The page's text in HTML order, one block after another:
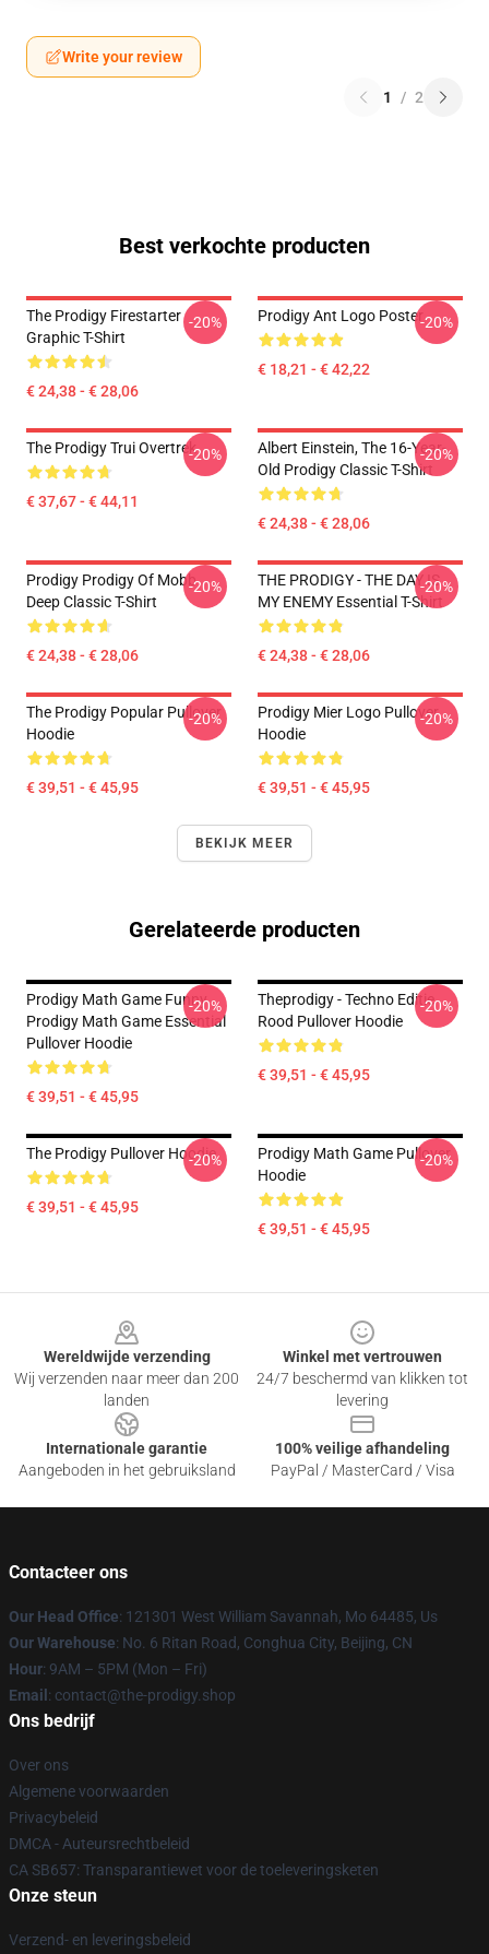
Write your review
1 / 2
Best verkochte producten
The Prodigy Firestarter
Graphic T-Shirt
€ 24,38 - € 28,06
-20% Prodigy Ant Logo Poster
€ 18,21 - € 42,22
-20%
The Prodigy Trui Overtrek
€ 37,67 - € 44,11
-20%
Albert Einstein, The 16-Year-
Old Prodigy Classic T-Shirt
€ 24,38 - € 28,06
-20%
Prodigy Prodigy Of Mobb
Deep Classic T-Shirt
€ 24,38 - € 28,06
-20%
THE PRODIGY - THE DAY IS
MY ENEMY Essential T-Shirt
€ 24,38 - € 28,06
-20%
The Prodigy Popular Pullover
Hoodie
€ 39,51 - € 45,95
-20%
Prodigy Mier Logo Pullover
Hoodie
€ 39,51 - € 45,95
-20%
BEKIJK MEER
Gerelateerde producten
Prodigy Math Game Funny
Prodigy Math Game Essential
Pullover Hoodie
€ 39,51 - € 45,95
-20%
Theprodigy - Techno Editie
Rood Pullover Hoodie
€ 39,51 - € 45,95
-20%
The Prodigy Pullover Hoodie
€ 39,51 - € 45,95
-20%
Prodigy Math Game Pullover
Hoodie
€ 39,51 - € 45,95
-20%
Wereldwijde verzending
Wij verzenden naar meer dan 200
landen
Winkel met vertrouwen
24/7 beschermd van klikken tot
levering
Internationale garantie
Aangeboden in het gebruiksland
100% veilige afhandeling
PayPal / MasterCard / Visa
Contacteer ons
Our Head Office: 121301 West William Savannah, Mo 64485, Us
Our Warehouse: No. 6 Ritan Road, Conghua City, Beijing, CN
Hour: 9AM – 5PM (Mon – Fri)
Email : contact@the-prodigy.shop
Ons bedrijf
Over ons
Algemene voorwaarden
Privacybeleid
DMCA - Auteursrechtbeleid
CA SB657: Transparantiewet voor de toeleveringsketen
Onze steun
Verzend- en leveringsbeleid